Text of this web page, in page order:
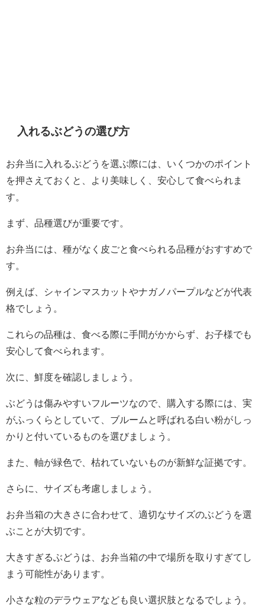
入れるぶどうの選び方
お弁当に入れるぶどうを選ぶ際には、いくつかのポイント
を押さえておくと、より美味しく、安心して食べられま
す。
まず、品種選びが重要です。
お弁当には、種がなく皮ごと食べられる品種がおすすめで
す。
例えば、シャインマスカットやナガノパープルなどが代表
格でしょう。
これらの品種は、食べる際に手間がかからず、お子様でも
安心して食べられます。
次に、鮮度を確認しましょう。
ぶどうは傷みやすいフルーツなので、購入する際には、実
がふっくらとしていて、ブルームと呼ばれる白い粉がしっ
かりと付いているものを選びましょう。
また、軸が緑色で、枯れていないものが新鮮な証拠です。
さらに、サイズも考慮しましょう。
お弁当箱の大きさに合わせて、適切なサイズのぶどうを選
ぶことが大切です。
大きすぎるぶどうは、お弁当箱の中で場所を取りすぎてし
まう可能性があります。
小さな粒のデラウェアなども良い選択肢となるでしょう。